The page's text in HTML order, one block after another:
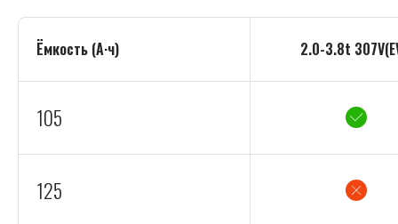
Ёмкость (А·ч) 2.0-3.8t
105
125